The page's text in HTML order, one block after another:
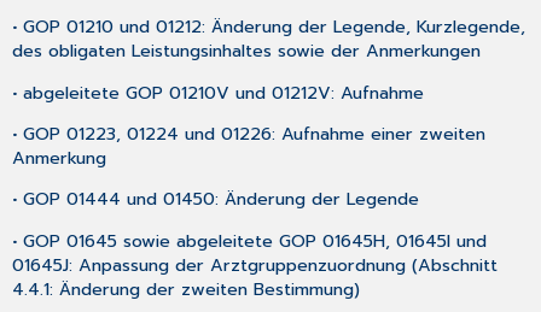
• GOP 01210 und 01212: Änderung der Legende, Kurzlegende,
des obligaten Leistungsinhaltes sowie der Anmerkungen
• abgeleitete GOP 01210V und 01212V: Aufnahme
• GOP 01223, 01224 und 01226: Aufnahme einer zweiten
Anmerkung
• GOP 01444 und 01450: Änderung der Legende
• GOP 01645 sowie abgeleitete GOP 01645H, 01645I und
01645J: Anpassung der Arztgruppenzuordnung (Abschnitt
4.4.1: Änderung der zweiten Bestimmung)